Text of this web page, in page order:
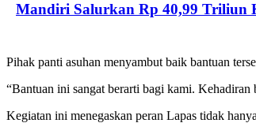
Mandiri Salurkan Rp 40,99 Triliun
Pihak panti asuhan menyambut baik bantuan
“Bantuan ini sangat berarti bagi kami. Kehadiran
Kegiatan ini menegaskan peran Lapas tidak